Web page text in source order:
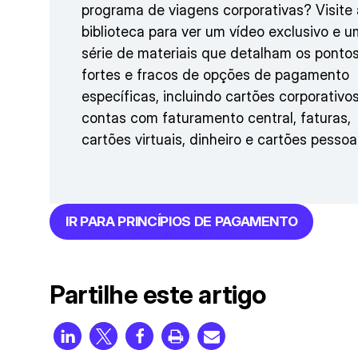
programa de viagens corporativas? Visite
biblioteca para ver um vídeo exclusivo e
série de materiais que detalham os pontos
fortes e fracos de opções de pagamento
específicas, incluindo cartões
contas com faturamento central, faturas,
cartões virtuais, dinheiro e cartões
IR PARA PRINCÍPIOS DE PAGAMENTO
Partilhe este artigo